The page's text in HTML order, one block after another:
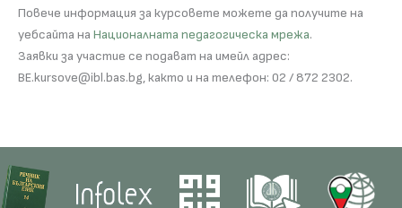
Повече информация за курсовете можете да получите на
уебсайта на Националната педагогическа мрежа.
Заявки за участие се подават на имейл адрес:
BE.kursove@ibl.bas.bg, както и на телефон: 02 / 872 2302.